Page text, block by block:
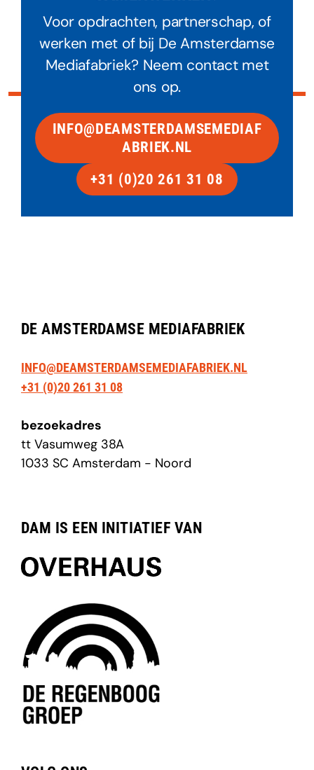
Voor opdrachten, partnerschap, of
werken met of bij De Amsterdamse
Mediafabriek? Neem contact met
ons op.
INFO@DEAMSTERDAMSEMEDIAF
ABRIEK.NL
+31 (0)20 261 31 08
DE AMSTERDAMSE MEDIAFABRIEK
INFO@DEAMSTERDAMSEMEDIAFABRIEK.NL
+31 (0)20 261 31 08
bezoekadres
tt Vasumweg 38A
1033 SC Amsterdam - Noord
DAM IS EEN INITIATIEF VAN